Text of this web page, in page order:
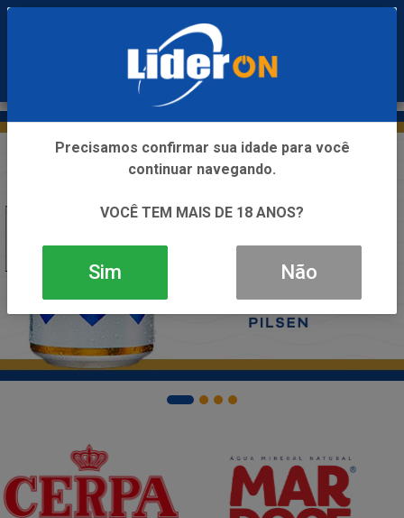
Precisamos confirmar sua idade para você
continuar navegando.
VOCÊ TEM MAIS DE 18 ANOS?
Sim Não